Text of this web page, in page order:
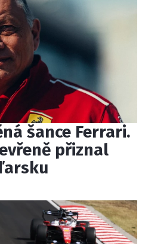
šance Ferrari.
přiznal